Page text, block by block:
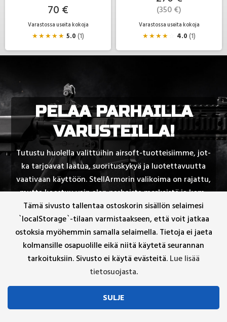
Tämä sivusto tallentaa ostoskorin sisällön selaimesi
`localStorage`-tilaan varmistaakseen, että voit jatkaa
ostoksia myöhemmin samalla selaimella. Tietoja ei jaeta
kolmansille osapuolille eikä niitä käytetä seurannan
tarkoituksiin. Sivusto ei käytä evästeitä.Lue lisää
tietosuojasta.
SULJE
70 €
Varastossa useita kokoja
★★★★★ 5.0(1)
(350 €)
Varastossa useita kokoja
★★★★ 4.0(1)
PELAA PARHAILLA
VARUSTEILLA!
Tu­tus­tu huo­lel­la va­lit­tui­hin air­soft-tuot­tei­siim­me, jot­
ka tar­joa­vat laa­tua, suo­ri­tus­ky­kyä ja luo­tet­ta­vuut­ta
vaa­ti­vaan käyt­töön. Stel­lAr­mo­rin va­li­koi­ma on ra­jat­tu,
mut­ta koos­tuu vain alan par­hais­ta mer­keis­tä ja kom­
po­nen­teis­ta – juu­ri niis­tä, joi­hin voi luot­taa ken­täl­lä.
AIRSOFT